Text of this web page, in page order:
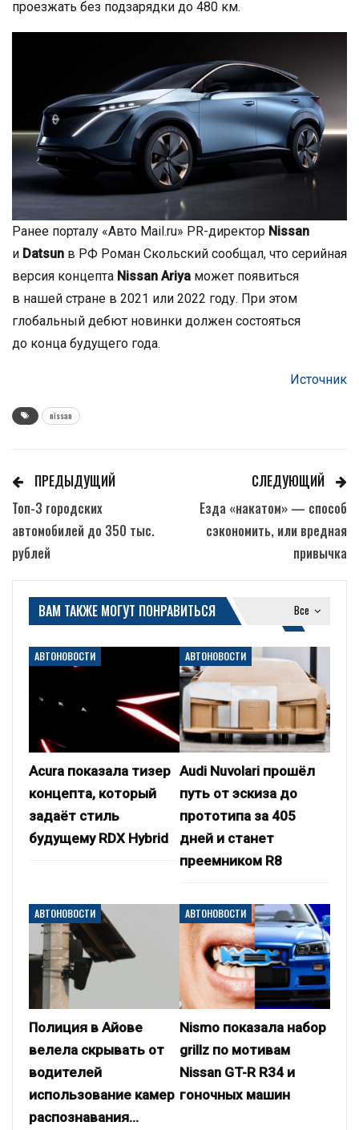
проезжать без подзарядки до 480 км.
Ранее порталу «Авто Mail.ru» PR-директор Nissan
и Datsun в РФ Роман Скольский сообщал, что серийная
версия концепта Nissan Ariya может появиться
в нашей стране в 2021 или 2022 году. При этом
глобальный дебют новинки должен состояться
до конца будущего года.
Источник
nissan
ПРЕДЫДУЩИЙ
Топ-3 городских
автомобилей до 350 тыс.
рублей
СЛЕДУЮЩИЙ
Езда «накатом» — способ
сэкономить, или вредная
привычка
Все
ВАМ ТАКЖЕ МОГУТ ПОНРАВИТЬСЯ
АВТОНОВОСТИ
Acura показала тизер
концепта, который
задаёт стиль
будущему RDX Hybrid
АВТОНОВОСТИ
Audi Nuvolari прошёл
путь от эскиза до
прототипа за 405
дней и станет
преемником R8
АВТОНОВОСТИ
Полиция в Айове
велела скрывать от
водителей
использование камер
распознавания…
АВТОНОВОСТИ
Nismo показала набор
grillz по мотивам
Nissan GT-R R34 и
гоночных машин